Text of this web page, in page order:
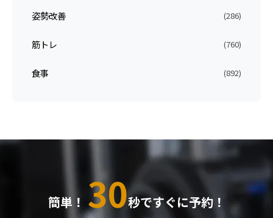
姿勢改善 (286)
筋トレ (760)
食事 (892)
簡単！ 30秒ですぐに予約！